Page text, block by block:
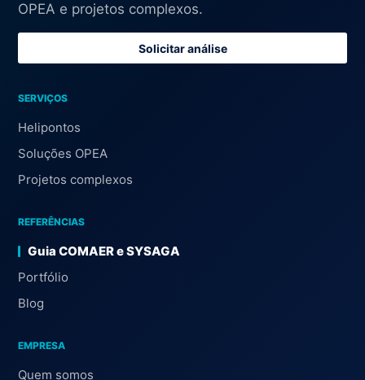
OPEA e projetos complexos.
Solicitar análise
SERVIÇOS
Helipontos
Soluções OPEA
Projetos complexos
REFERÊNCIAS
Guia COMAER e SYSAGA
Portfólio
Blog
EMPRESA
Quem somos